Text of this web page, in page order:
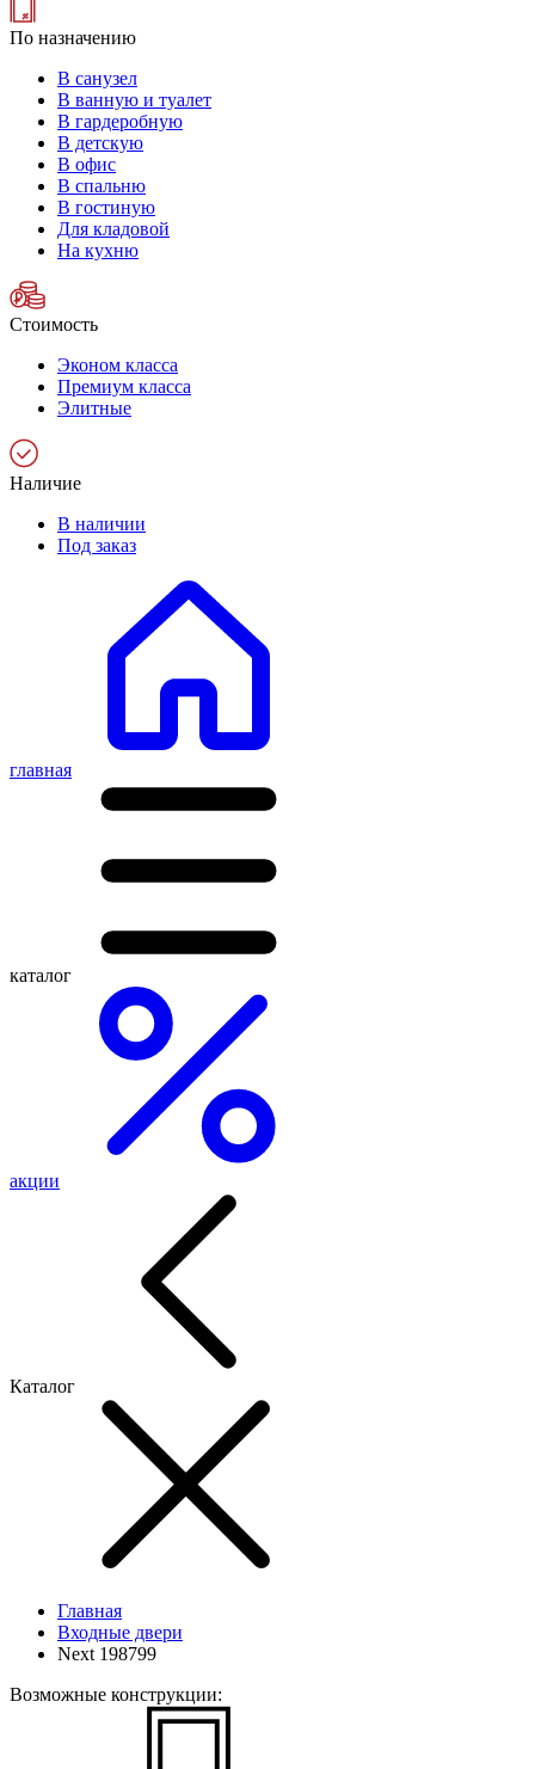
По назначению
В санузел
В ванную и туалет
В гардеробную
В детскую
В офис
В спальню
В гостиную
Для кладовой
На кухню
Стоимость
Эконом класса
Премиум класса
Элитные
Наличие
В наличии
Под заказ
главная
каталог
акции
Каталог
Главная
Входные двери
Next 198799
Возможные конструкции: